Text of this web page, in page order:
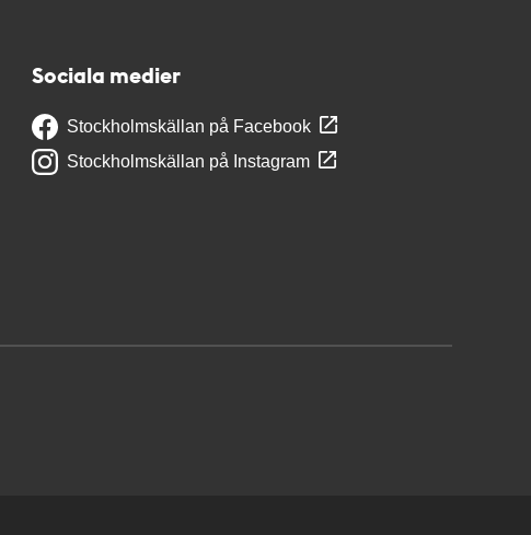
Sociala medier
Stockholmskällan på Facebook
Stockholmskällan på Instagram